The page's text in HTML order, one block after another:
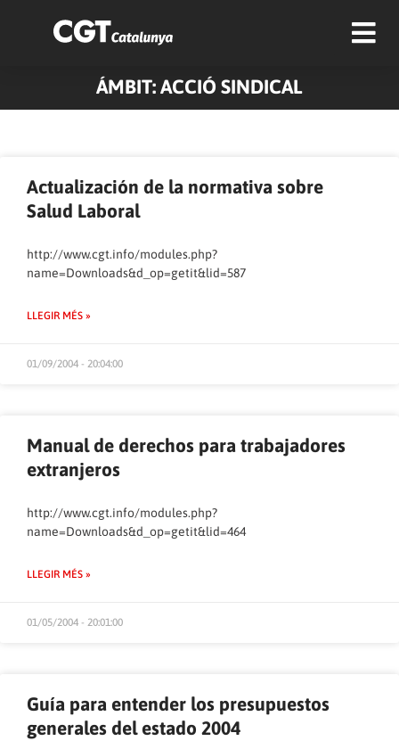
ÁMBIT: ACCIÓ SINDICAL
Actualización de la normativa sobre
Salud Laboral
http://www.cgt.info/modules.php?
name=Downloads&d_op=getit&lid=587
LLEGIR MÉS »
01/09/2004 - 20:04:00
Manual de derechos para trabajadores
extranjeros
http://www.cgt.info/modules.php?
name=Downloads&d_op=getit&lid=464
LLEGIR MÉS »
01/05/2004 - 20:01:00
Guía para entender los presupuestos
generales del estado 2004